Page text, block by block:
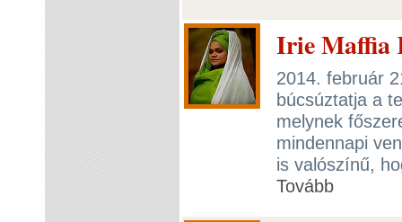
Irie Maffia
2014. február
búcsúztatja a
melynek
mindennapi
is valószínű,
Tovább